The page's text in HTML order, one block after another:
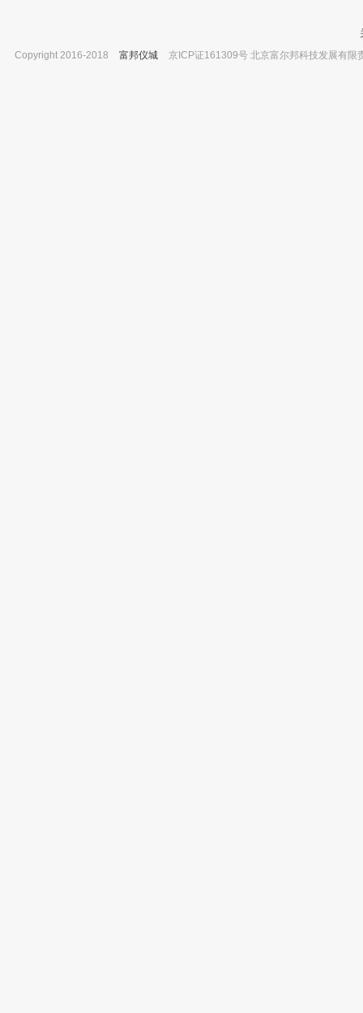
Copyright 2016-2018
富邦仪城 京ICP证161309号 北京富尔邦科技发展有